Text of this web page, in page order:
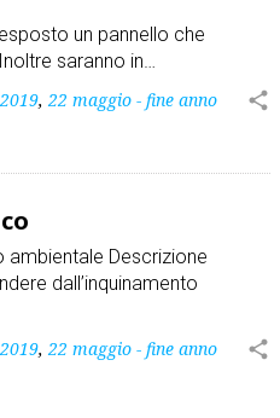
un pannello che
saranno in…
,22 maggio - fine anno
share
ambientale Descrizione
dall’inquinamento
,22 maggio - fine anno
share